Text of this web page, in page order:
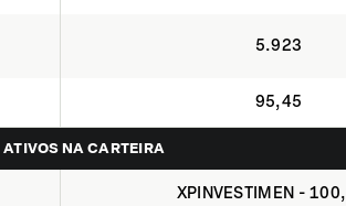
5.923
95,45
NA CARTEIRA
XPINVESTIMEN -